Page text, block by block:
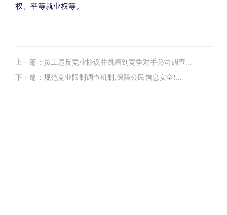
权、平等就业权等。
上一篇：员工违反竞业协议并跳槽到竞争对手公司调查...
下一篇：规范竞业限制调查机制,保障公民信息安全!...